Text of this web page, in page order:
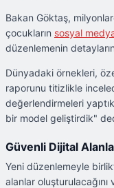
Bakan Göktaş,
çocukların sosyal
düzenlemenin
Dünyadaki örnekleri,
raporunu titizlikle
değerlendirmeleri
bir model geliştirdik"
Güvenli Dijital
Yeni düzenlemeyle
alanlar oluşturulacağını